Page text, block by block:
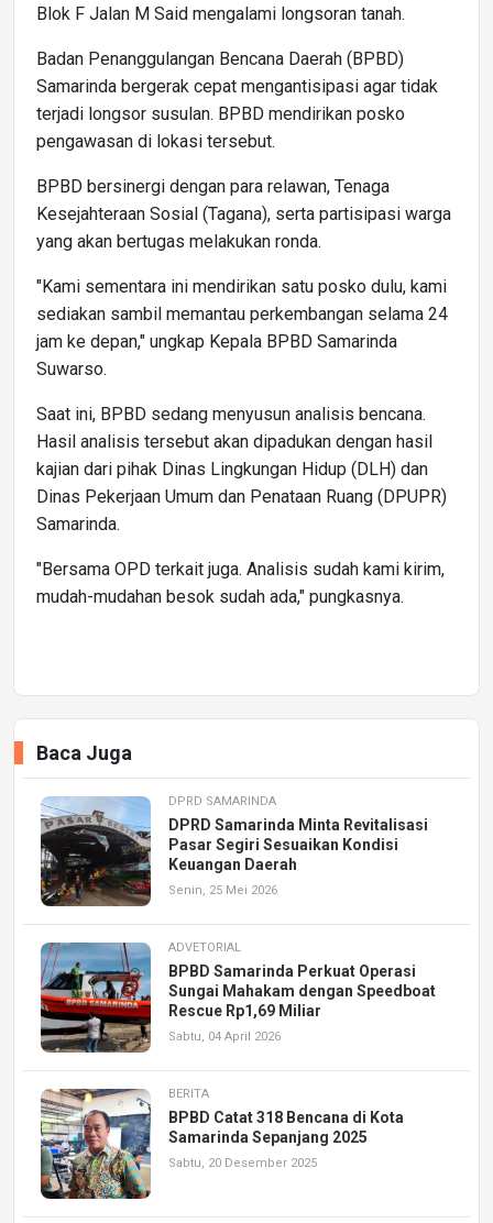
Blok F Jalan M Said mengalami longsoran tanah.
Badan Penanggulangan Bencana Daerah (BPBD)
Samarinda bergerak cepat mengantisipasi agar tidak
terjadi longsor susulan. BPBD mendirikan posko
pengawasan di lokasi tersebut.
BPBD bersinergi dengan para relawan, Tenaga
Kesejahteraan Sosial (Tagana), serta partisipasi warga
yang akan bertugas melakukan ronda.
"Kami sementara ini mendirikan satu posko dulu, kami
sediakan sambil memantau perkembangan selama 24
jam ke depan," ungkap Kepala BPBD Samarinda
Suwarso.
Saat ini, BPBD sedang menyusun analisis bencana.
Hasil analisis tersebut akan dipadukan dengan hasil
kajian dari pihak Dinas Lingkungan Hidup (DLH) dan
Dinas Pekerjaan Umum dan Penataan Ruang (DPUPR)
Samarinda.
"Bersama OPD terkait juga. Analisis sudah kami kirim,
mudah-mudahan besok sudah ada," pungkasnya.
Baca Juga
DPRD SAMARINDA
DPRD Samarinda Minta Revitalisasi
Pasar Segiri Sesuaikan Kondisi
Keuangan Daerah
Senin, 25 Mei 2026
ADVETORIAL
BPBD Samarinda Perkuat Operasi
Sungai Mahakam dengan Speedboat
Rescue Rp1,69 Miliar
Sabtu, 04 April 2026
BERITA
BPBD Catat 318 Bencana di Kota
Samarinda Sepanjang 2025
Sabtu, 20 Desember 2025